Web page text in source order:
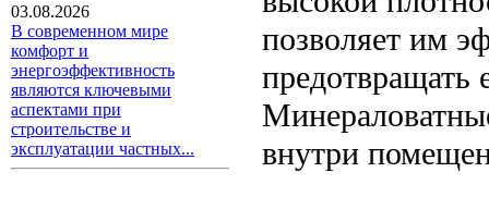
03.08.2026
В современном мире
комфорт и
энергоэффективность
являются ключевыми
аспектами при
строительстве и
эксплуатации частных...
позволяет им
предотвращать
внутри